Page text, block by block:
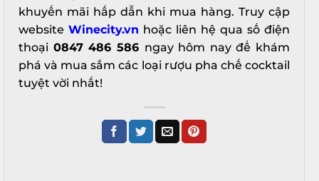
khuyến mãi hấp dẫn khi mua hàng. Truy cập
website Winecity.vn hoặc liên hệ qua số điện
thoại 0847 486 586 ngay hôm nay để khám
phá và mua sắm các loại rượu pha chế cocktail
tuyệt vời nhất!